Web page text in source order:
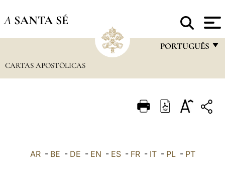
A SANTA SÉ
PORTUGUÊS
ITALIANO
CARTAS APOSTÓLICAS
AR- BE - DE - EN - ES- FR- IT- PL- PT